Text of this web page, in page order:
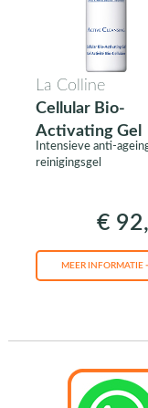
La Colline
Cellular Bio-
Activating Gel
Intensieve anti-
reinigingsgel
€
MEER INFORMATIE